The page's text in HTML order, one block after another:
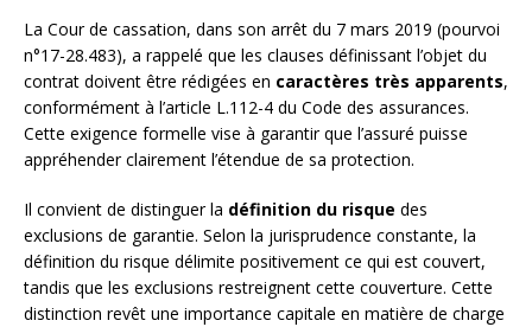
La Cour de cassation, dans son arrêt du 7 mars 2019 (pourvoi
n°17-28.483), a rappelé que les clauses définissant l’objet du
contrat doivent être rédigées en caractères très apparents,
conformément à l’article L.112-4 du Code des assurances.
Cette exigence formelle vise à garantir que l’assuré puisse
appréhender clairement l’étendue de sa protection.
Il convient de distinguer la définition du risque des
exclusions de garantie. Selon la jurisprudence constante, la
définition du risque délimite positivement ce qui est couvert,
tandis que les exclusions restreignent cette couverture. Cette
distinction revêt une importance capitale en matière de charge